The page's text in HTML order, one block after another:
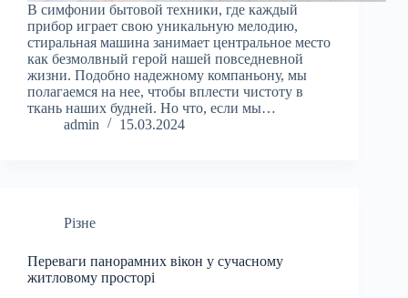
В симфонии бытовой техники, где каждый
прибор играет свою уникальную мелодию,
стиральная машина занимает центральное место
как безмолвный герой нашей повседневной
жизни. Подобно надежному компаньону, мы
полагаемся на нее, чтобы вплести чистоту в
ткань наших будней. Но что, если мы…
admin
15.03.2024
Різне
Переваги панорамних вікон у сучасному
житловому просторі